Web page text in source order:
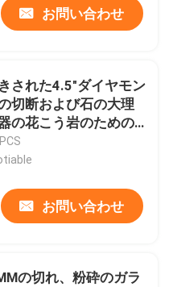
お問い合わせ
された4.5"ダイヤモン
切断および石の大理
の花こう岩のための
くこと
お問い合わせ
の切れ、粉砕のガラ